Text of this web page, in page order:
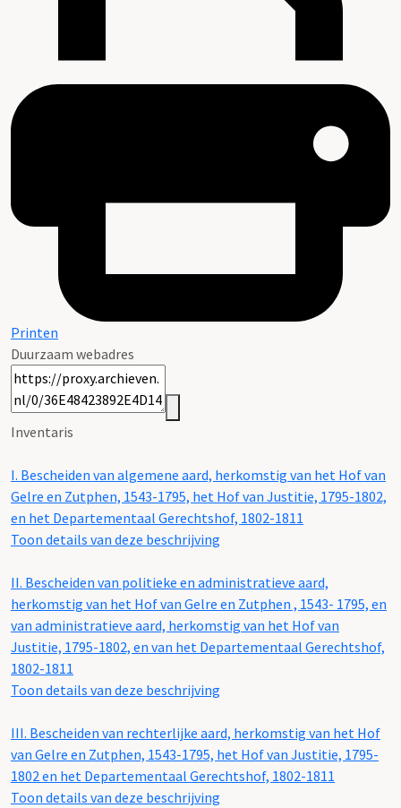
Printen
Duurzaam webadres
Inventaris
I. Bescheiden van algemene aard, herkomstig van het Hof van
Gelre en Zutphen, 1543-1795, het Hof van Justitie, 1795-1802,
en het Departementaal Gerechtshof, 1802-1811
Toon details van deze beschrijving
II. Bescheiden van politieke en administratieve aard,
herkomstig van het Hof van Gelre en Zutphen , 1543- 1795, en
van administratieve aard, herkomstig van het Hof van
Justitie, 1795-1802, en van het Departementaal Gerechtshof,
1802-1811
Toon details van deze beschrijving
III. Bescheiden van rechterlijke aard, herkomstig van het Hof
van Gelre en Zutphen, 1543-1795, het Hof van Justitie, 1795-
1802 en het Departementaal Gerechtshof, 1802-1811
Toon details van deze beschrijving